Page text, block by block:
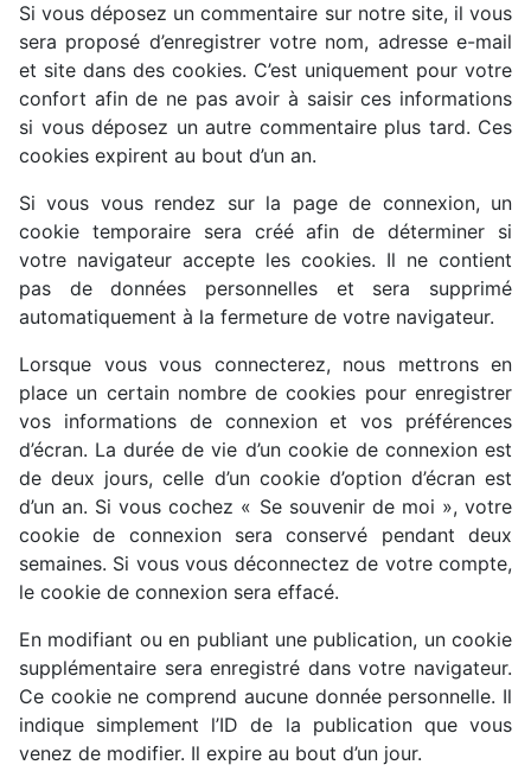
Si vous déposez un commentaire sur notre site, il vous
sera proposé d’enregistrer votre nom, adresse e-mail
et site dans des cookies. C’est uniquement pour votre
confort afin de ne pas avoir à saisir ces informations
si vous déposez un autre commentaire plus tard. Ces
cookies expirent au bout d’un an.
Si vous vous rendez sur la page de connexion, un
cookie temporaire sera créé afin de déterminer si
votre navigateur accepte les cookies. Il ne contient
pas de données personnelles et sera supprimé
automatiquement à la fermeture de votre navigateur.
Lorsque vous vous connecterez, nous mettrons en
place un certain nombre de cookies pour enregistrer
vos informations de connexion et vos préférences
d’écran. La durée de vie d’un cookie de connexion est
de deux jours, celle d’un cookie d’option d’écran est
d’un an. Si vous cochez « Se souvenir de moi », votre
cookie de connexion sera conservé pendant deux
semaines. Si vous vous déconnectez de votre compte,
le cookie de connexion sera effacé.
En modifiant ou en publiant une publication, un cookie
supplémentaire sera enregistré dans votre navigateur.
Ce cookie ne comprend aucune donnée personnelle. Il
indique simplement l’ID de la publication que vous
venez de modifier. Il expire au bout d’un jour.